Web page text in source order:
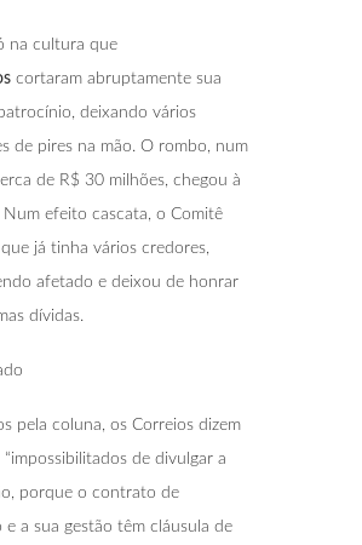
na cultura que
cortaram abruptamente sua
deixando vários
de pires na mão. O rombo, num
de R$ 30 milhões, chegou à
Num efeito cascata, o Comitê
já tinha vários credores,
afetado e deixou de honrar
dívidas.
pela coluna, os Correios dizem
de divulgar a
porque o contrato de
e a sua gestão têm cláusula de